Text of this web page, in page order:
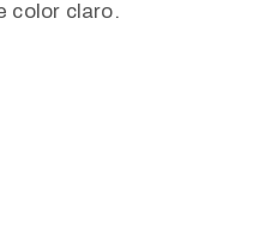
color claro.